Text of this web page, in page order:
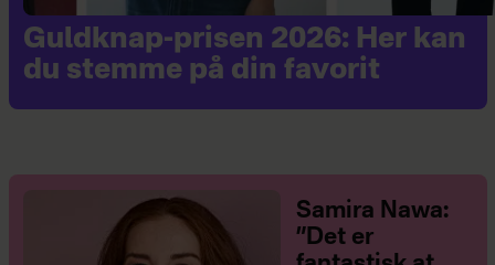
Guldknap-prisen 2026: Her kan
du stemme på din favorit
Samira Nawa:
”Det er